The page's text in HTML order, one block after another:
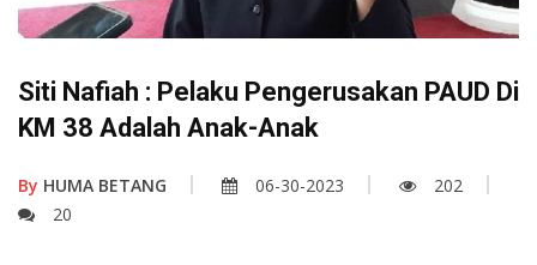
Siti Nafiah : Pelaku Pengerusakan PAUD Di
KM 38 Adalah Anak-Anak
By HUMA BETANG 06-30-2023
202
20